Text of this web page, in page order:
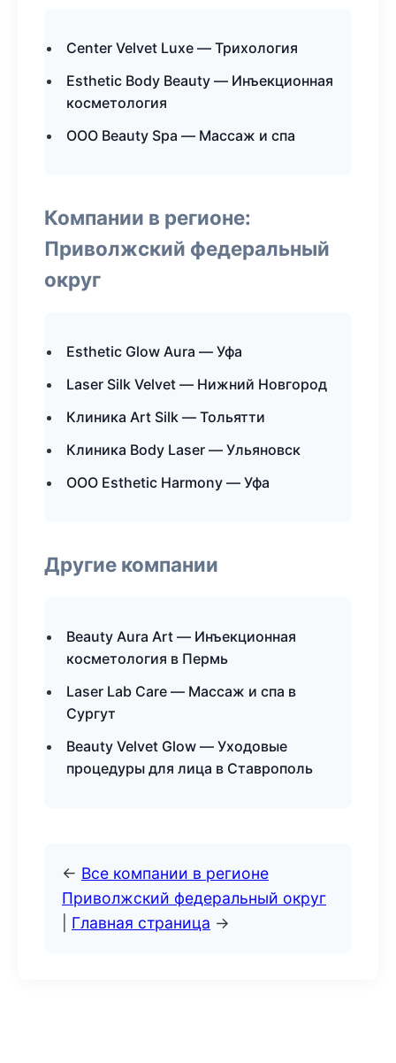
Center Velvet Luxe — Трихология
Esthetic Body Beauty — Инъекционная
косметология
ООО Beauty Spa — Массаж и спа
Компании в регионе:
Приволжский федеральный
округ
Esthetic Glow Aura — Уфа
Laser Silk Velvet — Нижний Новгород
Клиника Art Silk — Тольятти
Клиника Body Laser — Ульяновск
ООО Esthetic Harmony — Уфа
Другие компании
Beauty Aura Art — Инъекционная
косметология в Пермь
Laser Lab Care — Массаж и спа в
Сургут
Beauty Velvet Glow — Уходовые
процедуры для лица в Ставрополь
← Все компании в регионе
Приволжский федеральный округ
Главная страница →